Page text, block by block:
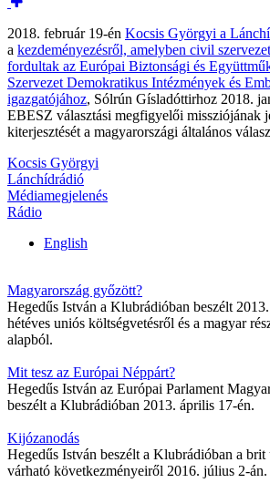
2018. február 19-én Kocsis Györgyi a
a kezdeményezésről, amelyben civil
fordultak az Európai Biztonsági és
Szervezet Demokratikus Intézmények és
igazgatójához, Sólrún Gísladóttirhoz 2018.
EBESZ választási megfigyelői missziójának
kiterjesztését a magyarországi általános
Kocsis Györgyi
Lánchídrádió
Médiamegjelenés
Rádio
English
Magyarország győzött?
Hegedűs István a Klubrádióban beszélt
hétéves uniós költségvetésről és a magyar
alapból.
Mit tesz az Európai Néppárt?
Hegedűs István az Európai Parlament
beszélt a Klubrádióban 2013. április 17-én.
Kijózanodás
Hegedűs István beszélt a Klubrádióban a brit
várható következményeiről 2016. július 2-án.